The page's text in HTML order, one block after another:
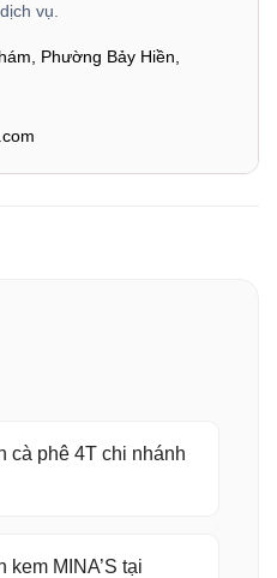
vụ.
Phường Bảy Hiền,
cà phê 4T chi nhánh
kem MINA’S tại